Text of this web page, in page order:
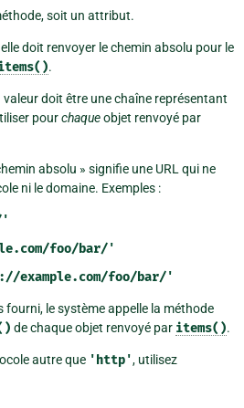
soit un attribut.
doit renvoyer le chemin absolu pour le
.
valeur doit être une chaîne représentant
pourchaqueobjet renvoyé par
absolu » signifie une URL qui ne
ni le domaine. Exemples :
'
foo/bar/'
example.com/foo/bar/'
fourni, le système appelle la méthode
de chaque objet renvoyé par items().
autre que 'http', utilisez